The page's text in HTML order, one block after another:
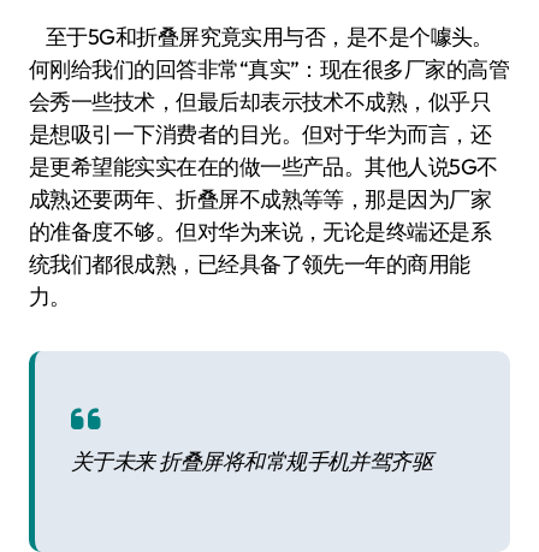
至于5G和折叠屏究竟实用与否，是不是个噱头。
何刚给我们的回答非常“真实”：现在很多厂家的高管
会秀一些技术，但最后却表示技术不成熟，似乎只
是想吸引一下消费者的目光。但对于华为而言，还
是更希望能实实在在的做一些产品。其他人说5G不
成熟还要两年、折叠屏不成熟等等，那是因为厂家
的准备度不够。但对华为来说，无论是终端还是系
统我们都很成熟，已经具备了领先一年的商用能
力。
关于未来 折叠屏将和常规手机并驾齐驱